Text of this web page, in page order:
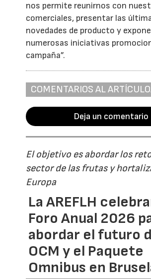
nos permite reunirnos con
comerciales, presentar las
novedades de producto y
numerosas iniciativas
campaña”.
COMENTARIOS AL
Deja un comentario
El objetivo es abordar los
sector de las frutas y
Europa
La AREFLH
Foro Anual 2026
abordar el futuro
OCM y el Paquete
Omnibus en